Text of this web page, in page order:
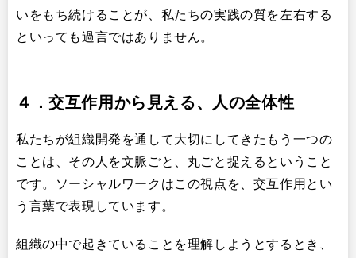
いをもち続けることが、私たちの実践の質を左右する
といっても過言ではありません。
４．交互作用から見える、人の全体性
私たちが組織開発を通して大切にしてきたもう一つの
ことは、その人を文脈ごと、丸ごと捉えるということ
です。ソーシャルワークはこの視点を、交互作用とい
う言葉で表現しています。
組織の中で起きていることを理解しようとするとき、